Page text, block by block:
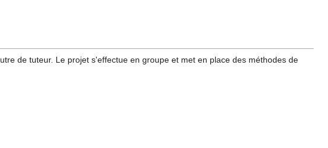
de tuteur. Le projet s'effectue en groupe et met en place des méthodes de